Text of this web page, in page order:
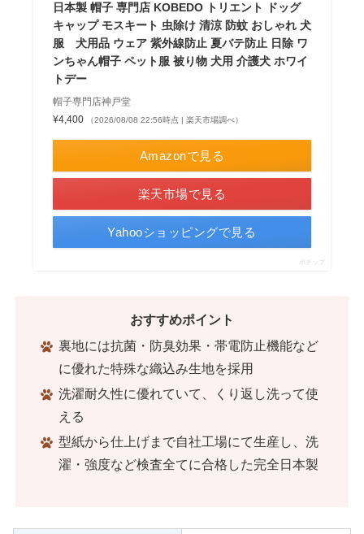
日本製 帽子 専門店 KOBEDO トリエント ドッグ
キャップ モスキート 虫除け 清涼 防蚊 おしゃれ 犬
服 犬用品 ウェア 紫外線防止 夏バテ防止 日除 ワ
ンちゃん帽子 ペット服 被り物 犬用 介護犬 ホワイ
トデー
帽子専門店神戸堂
¥4,400
（2026/08/08 22:56時点 | 楽天市場調べ）
Amazonで見る
楽天市場で見る
Yahooショッピングで見る
ポチップ
おすすめポイント
裏地には抗菌・防臭効果・帯電防止機能など
に優れた特殊な織込み生地を採用
洗濯耐久性に優れていて、くり返し洗って使
える
型紙から仕上げまで自社工場にて生産し、洗
濯・強度など検査全てに合格した完全日本製